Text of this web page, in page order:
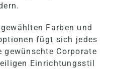
Farben und
fügt sich jedes
Corporate
Einrichtungsstil